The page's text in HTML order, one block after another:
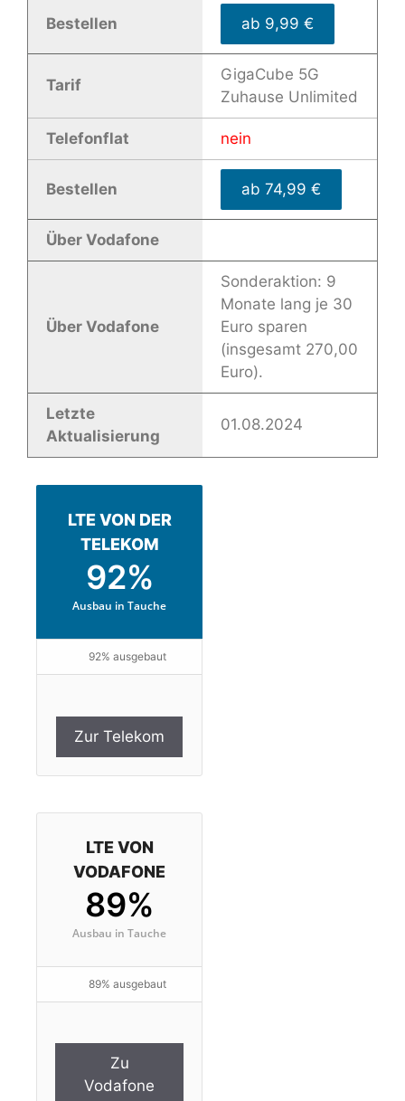
Bestellen ab 9,99 €
Tarif
GigaCube 5G
Zuhause Unlimited
Telefonflat nein
Bestellen ab 74,99 €
Über Vodafone
Über Vodafone
Sonderaktion: 9
Monate lang je 30
Euro sparen
(insgesamt 270,00
Euro).
Letzte
Aktualisierung
01.08.2024
LTE VON DER
TELEKOM
92%
Ausbau in Tauche
92% ausgebaut
Zur Telekom
LTE VON
VODAFONE
89%
Ausbau in Tauche
89% ausgebaut
Zu
Vodafone